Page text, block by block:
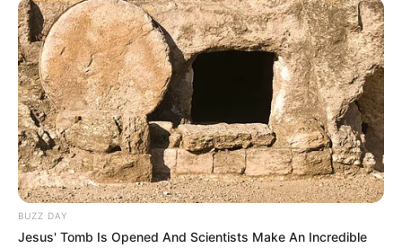
10 Pose Manekin Anti
Mainstream yang Konyol
Banget
8 Kata Lucu Seputar Malam
BUZZ DAY
Jesus' Tomb Is Opened And Scientists Make An Incredible